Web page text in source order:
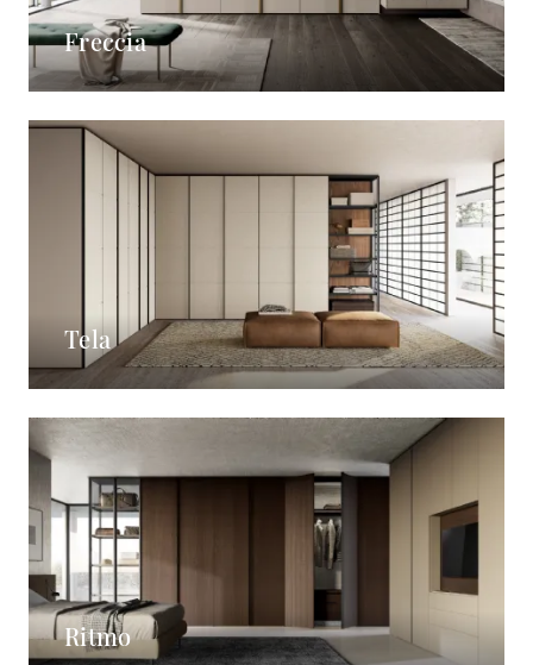
Freccia
Tela
Ritmo